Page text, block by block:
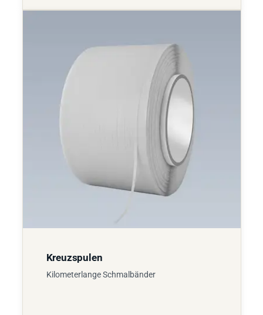
Kreuzspulen
Kilometerlange Schmalbänder